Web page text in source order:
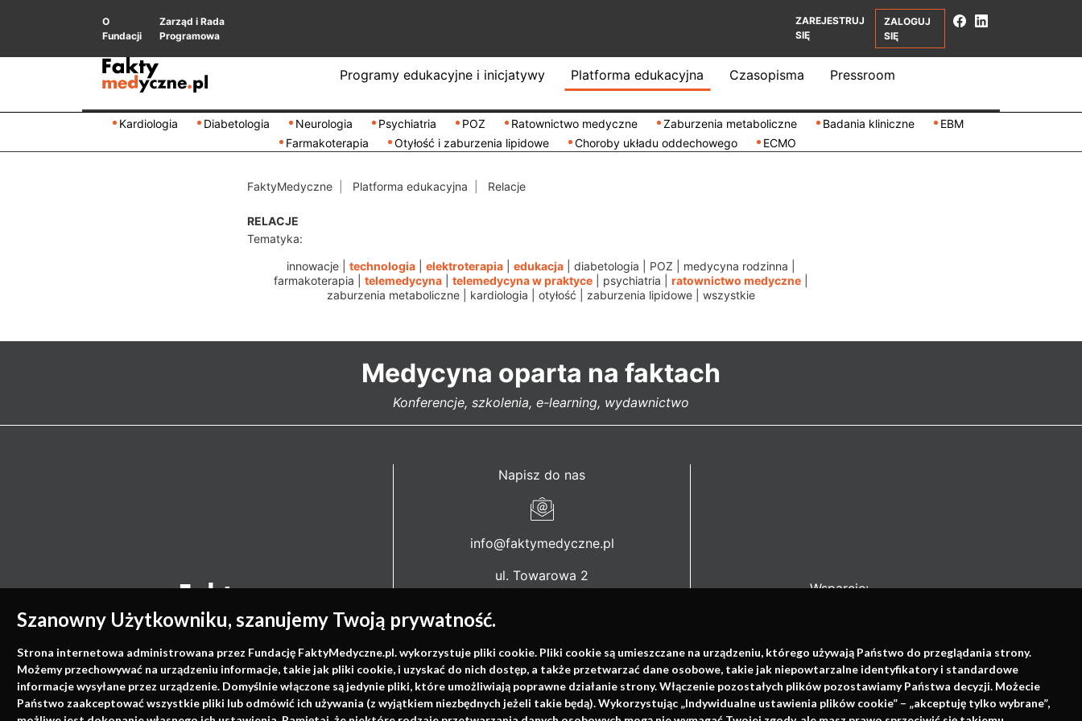
Szanowny Użytkowniku, szanujemy Twoją prywatność.
Strona internetowa administrowana przez Fundację FaktyMedyczne.pl. wykorzystuje pliki cookie. Pliki cookie są umieszczane na urządzeniu, którego używają Państwo do przeglądania strony.
Możemy przechowywać na urządzeniu informacje, takie jak pliki cookie, i uzyskać do nich dostęp, a także przetwarzać dane osobowe, takie jak niepowtarzalne identyfikatory i standardowe
informacje wysyłane przez urządzenie. Domyślnie włączone są jedynie pliki, które umożliwiają poprawne działanie strony. Włączenie pozostałych plików pozostawiamy Państwa decyzji. Możecie
Państwo zaakceptować wszystkie pliki lub odmówić ich używania (z wyjątkiem niezbędnych jeżeli takie będą). Wykorzystując „Indywidualne ustawienia plików cookie” – „akceptuję tylko wybrane”,
O
Fundacji
Zarząd i Rada
Programowa
ZAREJESTRUJ
SIĘ
ZALOGUJ
SIĘ
Programy edukacyjne i inicjatywy Platforma edukacyjna Czasopisma Pressroom
Kardiologia Diabetologia Neurologia Psychiatria POZ Ratownictwo medyczne Zaburzenia metaboliczne Badania kliniczne
EBM
Farmakoterapia
Otyłość i zaburzenia lipidowe Choroby układu oddechowego ECMO
FaktyMedyczne Platforma edukacyjna Relacje
RELACJE
Tematyka:
innowacje
technologia elektroterapia edukacja diabetologia POZ medycyna rodzinna
farmakoterapia
telemedycyna telemedycyna w praktyce psychiatria ratownictwo medyczne
zaburzenia metaboliczne
kardiologia otyłość zaburzenia lipidowe wszystkie
Medycyna oparta na faktach
Konferencje, szkolenia, e-learning, wydawnictwo
Napisz do nas
info@faktymedyczne.pl
ul. Towarowa 2
ul. Wolności 338b
41-800 Zabrze
Biuro Zarządu Fundacji:
Wsparcie: